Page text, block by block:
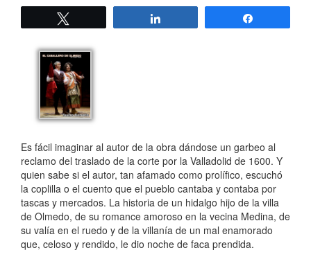
Es fácil imaginar al autor de la obra dándose un garbeo al
reclamo del traslado de la corte por la Valladolid de 1600. Y
quien sabe si el autor, tan afamado como prolífico, escuchó
la coplilla o el cuento que el pueblo cantaba y contaba por
tascas y mercados. La historia de un hidalgo hijo de la villa
de Olmedo, de su romance amoroso en la vecina Medina, de
su valía en el ruedo y de la villanía de un mal enamorado
que, celoso y rendido, le dio noche de faca prendida.